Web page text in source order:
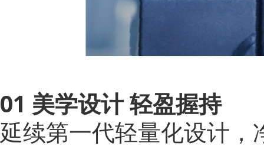
01 美学设计 轻盈握持
延续第一代轻量化设计，